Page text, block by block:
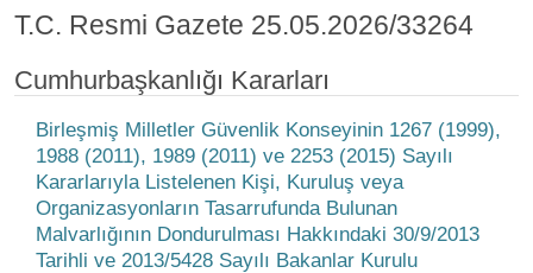
T.C. Resmi Gazete 25.05.2026/33264
Cumhurbaşkanlığı Kararları
Birleşmiş Milletler Güvenlik Konseyinin 1267 (1999),
1988 (2011), 1989 (2011) ve 2253 (2015) Sayılı
Kararlarıyla Listelenen Kişi, Kuruluş veya
Organizasyonların Tasarrufunda Bulunan
Malvarlığının Dondurulması Hakkındaki 30/9/2013
Tarihli ve 2013/5428 Sayılı Bakanlar Kurulu